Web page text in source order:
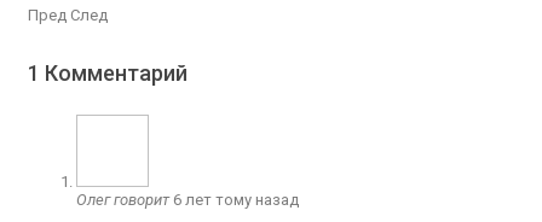
Пред След
1 Комментарий
Олегговорит 6 лет тому назад